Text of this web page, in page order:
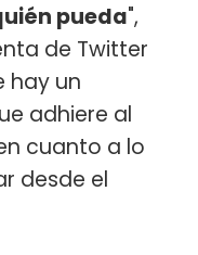
pueda",
de Twitter
hay un
adhiere al
cuanto a lo
desde el